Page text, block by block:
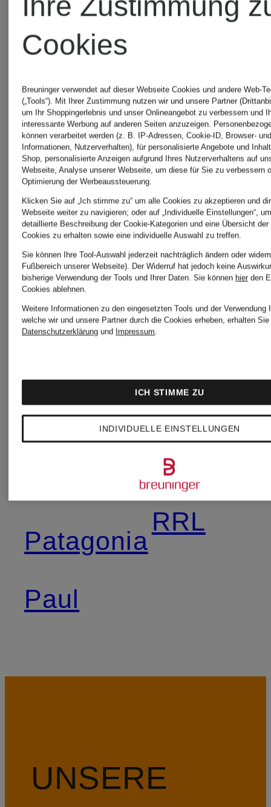
ARNIM
Oakley
Off-
White
Officine
Creative
Olymp
Palm
Patagonia
Paul
Cardin
Ragman
Rains
Ray
Ban
Replay
Rough
RRL
UNSERE
Cookies
Breuninger verwendet auf dieser Webseite Cookies und andere Web-
(„Tools“). Mit Ihrer Zustimmung nutzen wir und unsere Partner
um Ihr Shoppingerlebnis und unser Onlineangebot zu verbessern und
interessante Werbung auf anderen Seiten anzuzeigen.
können verarbeitet werden (z. B. IP-Adressen, Cookie-ID, Browser-
Informationen, Nutzerverhalten), für personalisierte Angebote und
Shop, personalisierte Anzeigen aufgrund Ihres Nutzerverhaltens auf
Webseite, Analyse unserer Webseite, um diese für Sie zu verbessern
Optimierung der Werbeaussteuerung.
Klicken Sie auf „Ich stimme zu“ um alle Cookies zu akzeptieren und
Webseite weiter zu navigieren; oder auf „Individuelle Einstellungen“,
detaillierte Beschreibung der Cookie-Kategorien und eine Übersicht
Cookies zu erhalten sowie eine individuelle Auswahl zu treffen.
Sie können Ihre Tool-Auswahl jederzeit nachträglich ändern oder
Fußbereich unserer Webseite). Der Widerruf hat jedoch keine
bisherige Verwendung der Tools und Ihrer Daten. Sie können hier den
Cookies ablehnen.
Weitere Informationen zu den eingesetzten Tools und der Verwendung
welche wir und unsere Partner durch die Cookies erheben, erhalten
Datenschutzerklärung und Impressum.
INDIVIDUELLE EINSTELLUNGEN
ICH STIMME ZU